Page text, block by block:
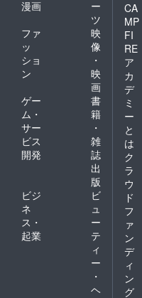
漫画
ー
ツ
ファ
ッ
ショ
ン
映
像
・
映
画
ゲー
ム・
サー
ビス
開発
書
籍
・
雑
誌
出
版
ビジ
ネ
ス・
起業
ビ
ュ
ー
テ
ィ
ー
・
ヘ
CA
MP
FI
RE
ア
カ
デ
ミ
ー
と
は
ク
ラ
ウ
ド
フ
ァ
ン
デ
ィ
ン
グ